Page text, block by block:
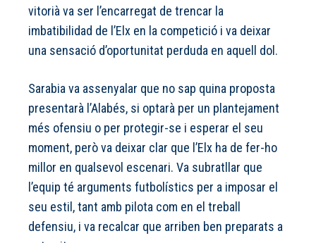
vitorià va ser l’encarregat de trencar la
imbatibilidad de l’Elx en la competició i va deixar
una sensació d’oportunitat perduda en aquell dol.
Sarabia va assenyalar que no sap quina proposta
presentarà l’Alabés, si optarà per un plantejament
més ofensiu o per protegir-se i esperar el seu
moment, però va deixar clar que l’Elx ha de fer-ho
millor en qualsevol escenari. Va subratllar que
l’equip té arguments futbolístics per a imposar el
seu estil, tant amb pilota com en el treball
defensiu, i va recalcar que arriben ben preparats a